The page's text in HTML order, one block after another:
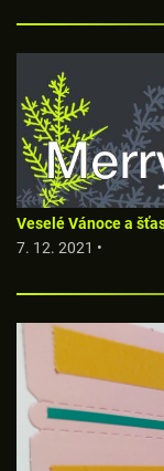
Veselé Vánoce a
7. 12. 2021 •